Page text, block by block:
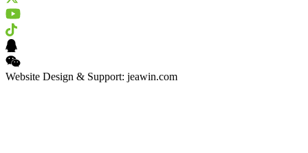
Website Design & Support: jeawin.com